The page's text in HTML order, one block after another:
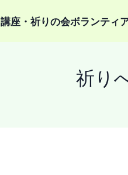
講座・祈りの会ボランティ
祈り